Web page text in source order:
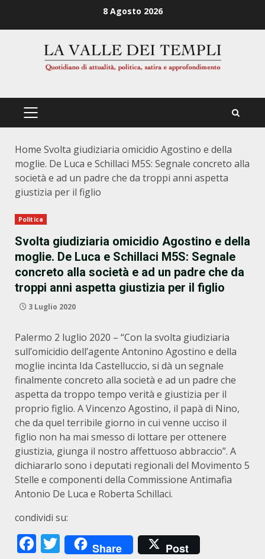
8 Agosto 2026
PRIMÄRES
Home Svolta giudiziaria omicidio Agostino e della
moglie. De Luca e Schillaci M5S: Segnale concreto alla
società e ad un padre che da troppi anni aspetta
giustizia per il figlio
Politica
Svolta giudiziaria omicidio Agostino e della
moglie. De Luca e Schillaci M5S: Segnale
concreto alla società e ad un padre che da
troppi anni aspetta giustizia per il figlio
3 Luglio 2020
Palermo 2 luglio 2020 – “Con la svolta giudiziaria
sull’omicidio dell’agente Antonino Agostino e della
moglie incinta Ida Castelluccio, si dà un segnale
finalmente concreto alla società e ad un padre che
aspetta da troppo tempo verità e giustizia per il
proprio figlio. A Vincenzo Agostino, il papà di Nino,
che da quel terribile giorno in cui venne ucciso il
figlio non ha mai smesso di lottare per ottenere
giustizia, giunga il nostro affettuoso abbraccio”. A
dichiararlo sono i deputati regionali del Movimento 5
Stelle e componenti della Commissione Antimafia
Antonio De Luca e Roberta Schillaci.
condividi su:
Facebook
Twitter
Share Post